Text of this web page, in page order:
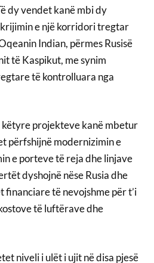
dy vendet kanë mbi dy
e një korridori tregtar
Indian, përmes Rusisë
të Kaspikut, me synim
të kontrolluara nga
projekteve kanë mbetur
përfshijnë modernizimin e
e porteve të reja dhe linjave
dyshojnë nëse Rusia dhe
financiare të nevojshme për t’i
të luftërave dhe
niveli i ulët i ujit në disa pjesë